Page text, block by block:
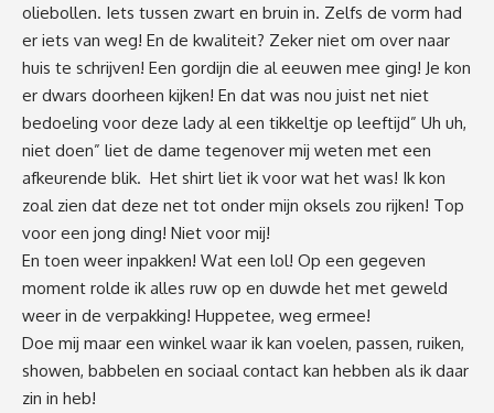
oliebollen. Iets tussen zwart en bruin in. Zelfs de vorm had
er iets van weg! En de kwaliteit? Zeker niet om over naar
huis te schrijven! Een gordijn die al eeuwen mee ging! Je kon
er dwars doorheen kijken! En dat was nou juist net niet
bedoeling voor deze lady al een tikkeltje op leeftijd” Uh uh,
niet doen” liet de dame tegenover mij weten met een
afkeurende blik. Het shirt liet ik voor wat het was! Ik kon
zoal zien dat deze net tot onder mijn oksels zou rijken! Top
voor een jong ding! Niet voor mij!
En toen weer inpakken! Wat een lol! Op een gegeven
moment rolde ik alles ruw op en duwde het met geweld
weer in de verpakking! Huppetee, weg ermee!
Doe mij maar een winkel waar ik kan voelen, passen, ruiken,
showen, babbelen en sociaal contact kan hebben als ik daar
zin in heb!